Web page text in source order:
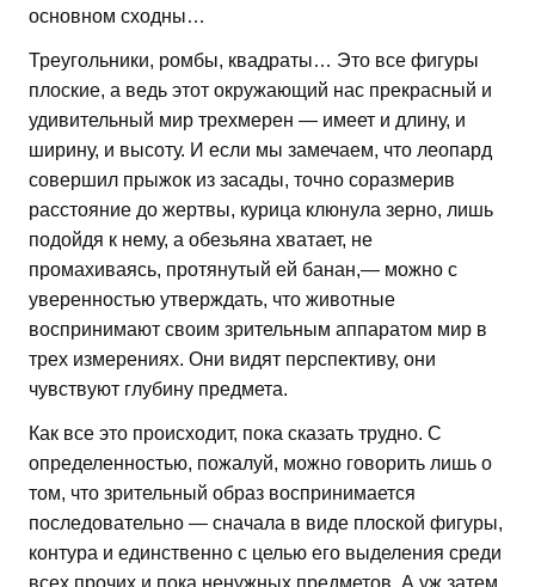
основном сходны…
Треугольники, ромбы, квадраты… Это все фигуры
плоские, а ведь этот окружающий нас прекрасный и
удивительный мир трехмерен — имеет и длину, и
ширину, и высоту. И если мы замечаем, что леопард
совершил прыжок из засады, точно соразмерив
расстояние до жертвы, курица клюнула зерно, лишь
подойдя к нему, а обезьяна хватает, не
промахиваясь, протянутый ей банан,— можно с
уверенностью утверждать, что животные
воспринимают своим зрительным аппаратом мир в
трех измерениях. Они видят перспективу, они
чувствуют глубину предмета.
Как все это происходит, пока сказать трудно. С
определенностью, пожалуй, можно говорить лишь о
том, что зрительный образ воспринимается
последовательно — сначала в виде плоской фигуры,
контура и единственно с целью его выделения среди
всех прочих и пока ненужных предметов. А уж затем